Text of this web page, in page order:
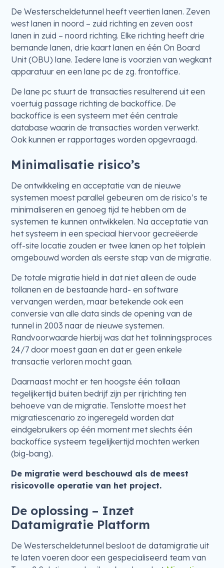
De Westerscheldetunnel heeft veertien lanen. Zeven
west lanen in noord – zuid richting en zeven oost
lanen in zuid – noord richting. Elke richting heeft drie
bemande lanen, drie kaart lanen en één On Board
Unit (OBU) lane. Iedere lane is voorzien van wegkant
apparatuur en een lane pc de zg. frontoffice.
De lane pc stuurt de transacties resulterend uit een
voertuig passage richting de backoffice. De
backoffice is een systeem met één centrale
database waarin de transacties worden verwerkt.
Ook kunnen er rapportages worden opgevraagd.
Minimalisatie risico’s
De ontwikkeling en acceptatie van de nieuwe
systemen moest parallel gebeuren om de risico’s te
minimaliseren en genoeg tijd te hebben om de
systemen te kunnen ontwikkelen. Na acceptatie van
het systeem in een speciaal hiervoor gecreëerde
off-site locatie zouden er twee lanen op het tolplein
omgebouwd worden als eerste stap van de migratie.
De totale migratie hield in dat niet alleen de oude
tollanen en de bestaande hard- en software
vervangen werden, maar betekende ook een
conversie van alle data sinds de opening van de
tunnel in 2003 naar de nieuwe systemen.
Randvoorwaarde hierbij was dat het tolinningsproces
24/7 door moest gaan en dat er geen enkele
transactie verloren mocht gaan.
Daarnaast mocht er ten hoogste één tollaan
tegelijkertijd buiten bedrijf zijn per rijrichting ten
behoeve van de migratie. Tenslotte moest het
migratiescenario zo ingeregeld worden dat
eindgebruikers op één moment met slechts één
backoffice systeem tegelijkertijd mochten werken
(big-bang).
De migratie werd beschouwd als de meest
risicovolle operatie van het project.
De oplossing – Inzet
Datamigratie Platform
De Westerscheldetunnel besloot de datamigratie uit
te laten voeren door een gespecialiseerd team van